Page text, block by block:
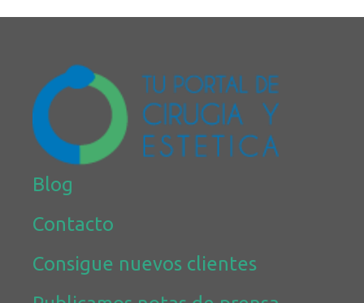
Blog
Contacto
Consigue nuevos clientes